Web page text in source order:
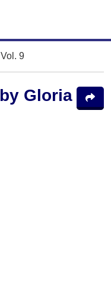
9
Gloria